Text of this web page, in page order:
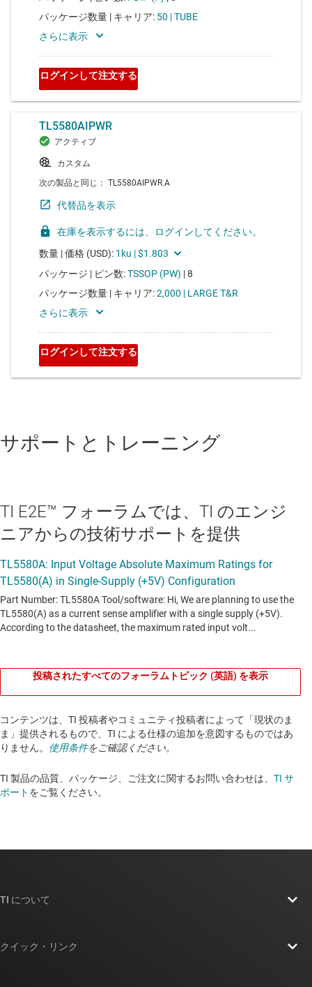
サポートとトレーニング
TI E2E™ フォーラムでは、TI のエンジ
ニアからの技術サポートを提供
投稿されたすべてのフォーラムトピック (英語) を表示
コンテンツは、TI 投稿者やコミュニティ投稿者によって「現状のま
ま」提供されるもので、TI による仕様の追加を意図するものではあ
りません。 使用条件をご確認ください。
TI 製品の品質、パッケージ、ご注文に関するお問い合わせは、 TI サ
ポート をご覧ください。​​​​​​​​​​​​​​
TI について
クイック・リンク